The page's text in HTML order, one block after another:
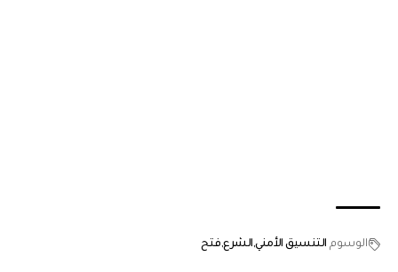
الوسوم التنسيق الأمني الشرع فتح